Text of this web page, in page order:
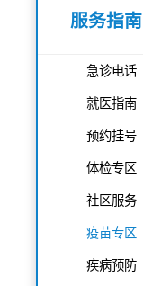
服务指南
急诊电话
就医指南
预约挂号
体检专区
社区服务
疫苗专区
疾病预防